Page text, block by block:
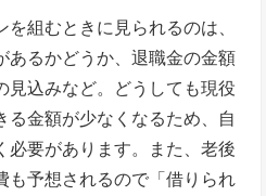
組むときに見られるのは、
あるかどうか、退職金の金額
見込みなど。どうしても現役
る金額が少なくなるため、自
必要があります。また、老後
も予想されるので「借りられ